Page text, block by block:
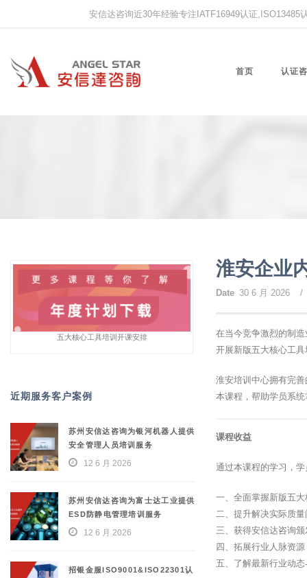
安信达咨询近30年经验专注IATF16949认证
首页 认证
淮安企业
Date 30 6 月 2026 /
在当今竞争激烈的制
开展新版五大核心工
淮安培训中心拥有完
本课程，帮助学员系
课程收益
通过本课程的学习，
一、全面掌握新版五
二、提升解决实际质
三、获得安信达咨询
四、拓展行业人脉资
五、了解最新行业动
五大核心工具培训开课安排
近期服务客户案例
苏州安信达咨询为银河机器人提供
安全管理人员培训服务
12 6 月 2026
苏州安信达咨询为富士达工业提供
ESD防静电管理培训服务
12 6 月 2026
招银金服ISO9001&ISO22301认